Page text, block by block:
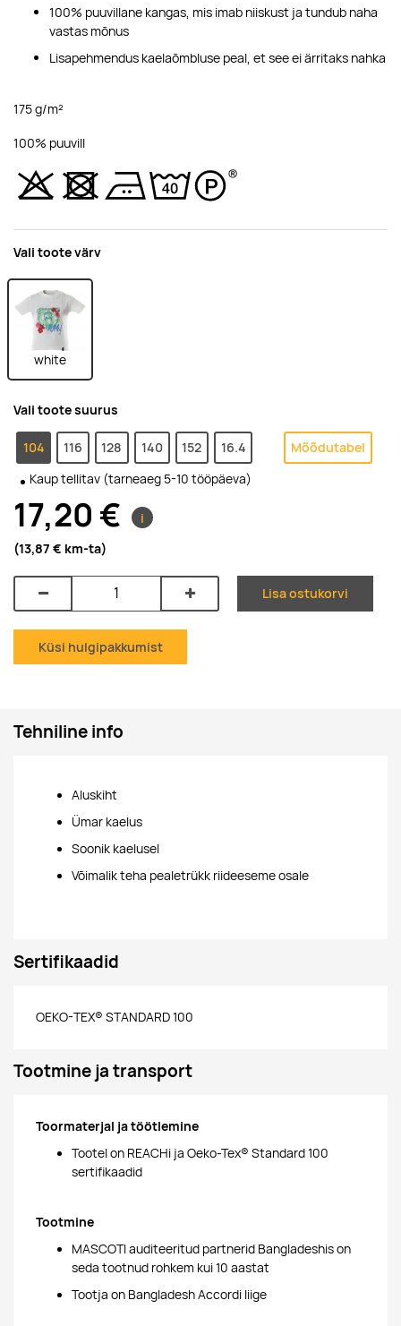
100% puuvillane kangas, mis imab niiskust ja tundub naha
vastas mõnus
Lisapehmendus kaelaõmbluse peal, et see ei ärritaks nahka
175 g/m²
100% puuvill
Vali toote värv
white
Vali toote suurus
104 116 128 140 152 16.4 Mõõdutabel
Kaup tellitav (tarneaeg 5-10 tööpäeva)
17,20 €
i
(13,87 € km-ta)
Lisa ostukorvi
Küsi hulgipakkumist
Tehniline info
Aluskiht
Ümar kaelus
Soonik kaelusel
Võimalik teha pealetrükk riideeseme osale
Sertifikaadid
OEKO-TEX® STANDARD 100
Tootmine ja transport
Toormaterjal ja töötlemine
Tootel on REACHi ja Oeko-Tex® Standard 100
sertifikaadid
Tootmine
MASCOTI auditeeritud partnerid Bangladeshis on
seda tootnud rohkem kui 10 aastat
Tootja on Bangladesh Accordi liige